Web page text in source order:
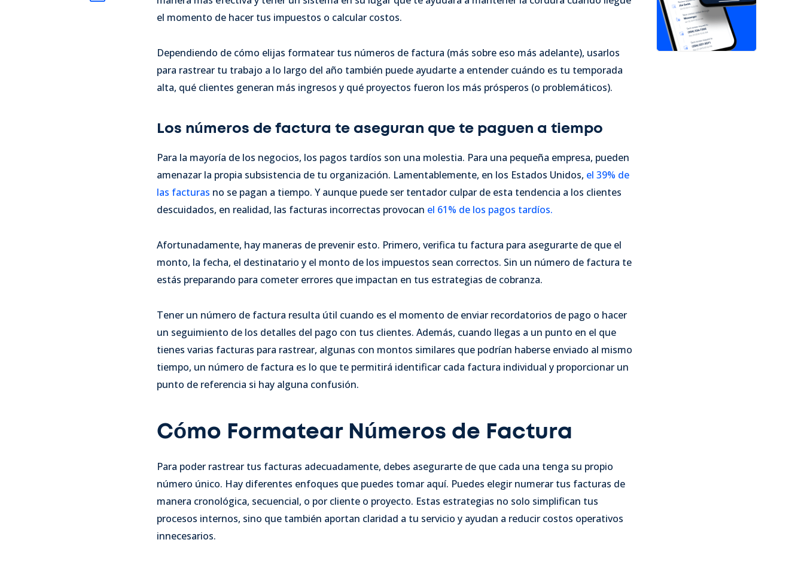
el momento de hacer tus impuestos o calcular costos.
Dependiendo de cómo elijas formatear tus números de factura (más sobre eso más adelante), usarlos
para rastrear tu trabajo a lo largo del año también puede ayudarte a entender cuándo es tu temporada
alta, qué clientes generan más ingresos y qué proyectos fueron los más prósperos (o problemáticos).
Los números de factura te aseguran que te paguen a tiempo
Para la mayoría de los negocios, los pagos tardíos son una molestia. Para una pequeña empresa, pueden
amenazar la propia subsistencia de tu organización. Lamentablemente, en los Estados Unidos, el 39% de
las facturas no se pagan a tiempo. Y aunque puede ser tentador culpar de esta tendencia a los clientes
descuidados, en realidad, las facturas incorrectas provocan el 61% de los pagos tardíos.
Afortunadamente, hay maneras de prevenir esto. Primero, verifica tu factura para asegurarte de que el
monto, la fecha, el destinatario y el monto de los impuestos sean correctos. Sin un número de factura te
estás preparando para cometer errores que impactan en tus estrategias de cobranza.
Tener un número de factura resulta útil cuando es el momento de enviar recordatorios de pago o hacer
un seguimiento de los detalles del pago con tus clientes. Además, cuando llegas a un punto en el que
tienes varias facturas para rastrear, algunas con montos similares que podrían haberse enviado al mismo
tiempo, un número de factura es lo que te permitirá identificar cada factura individual y proporcionar un
punto de referencia si hay alguna confusión.
Cómo Formatear Números de Factura
Para poder rastrear tus facturas adecuadamente, debes asegurarte de que cada una tenga su propio
número único. Hay diferentes enfoques que puedes tomar aquí. Puedes elegir numerar tus facturas de
manera cronológica, secuencial, o por cliente o proyecto. Estas estrategias no solo simplifican tus
procesos internos, sino que también aportan claridad a tu servicio y ayudan a reducir costos operativos
innecesarios.